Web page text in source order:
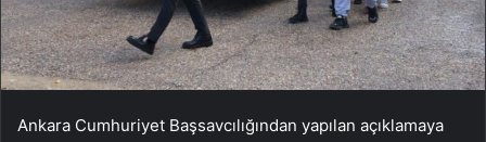
Ankara Cumhuriyet Başsavcılığından yapılan açıklamaya